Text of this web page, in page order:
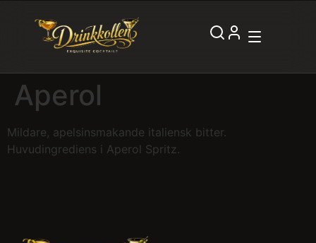
Aperol
Mildare, apelsinsmakande italiensk bitter.
Huvudingrediens i Aperol Spritz.